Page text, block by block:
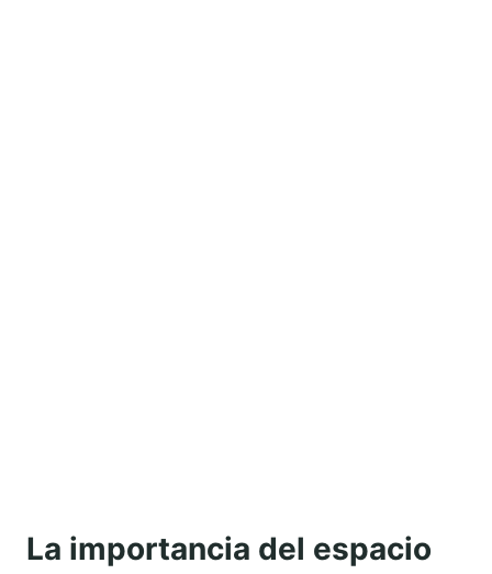
La importancia del espacio